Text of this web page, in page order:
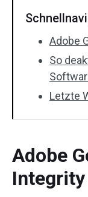
Adobe
So
Letzte
Adobe
Integrity